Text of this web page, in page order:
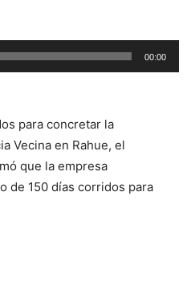
00:00
para concretar la
Vecina en Rahue, el
que la empresa
de 150 días corridos para